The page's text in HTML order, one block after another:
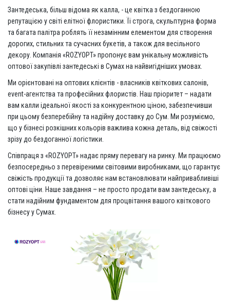
Зантедеська, більш відома як калла, - це квітка з бездоганною
репутацією у світі елітної флористики. Її строга, скульптурна форма
та багата палітра роблять її незамінним елементом для створення
дорогих, стильних та сучасних букетів, а також для весільного
декору. Компанія «ROZYOPT» пропонує вам унікальну можливість
оптової закупівлі зантедеські в Сумах на найвигідніших умовах.
Ми орієнтовані на оптових клієнтів - власників квіткових салонів,
event-агентства та професійних флористів. Наш пріоритет – надати
вам калли ідеальної якості за конкурентною ціною, забезпечивши
при цьому безперебійну та надійну доставку до Сум. Ми розуміємо,
що у бізнесі розкішних кольорів важлива кожна деталь, від свіжості
зрізу до бездоганної логістики.
Співпраця з «ROZYOPT» надає пряму перевагу на ринку. Ми працюємо
безпосередньо з перевіреними світовими виробниками, що гарантує
свіжість продукції та дозволяє нам встановлювати найпривабливіші
оптові ціни. Наше завдання – не просто продати вам зантедеську, а
стати надійним фундаментом для процвітання вашого квіткового
бізнесу у Сумах.